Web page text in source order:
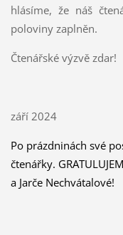
hlásíme, že náš
poloviny zaplněn.
Čtenářské výzvě zdar!
září 2024
Po prázdninách své
čtenářky.
a Jarče Nechvátalové!